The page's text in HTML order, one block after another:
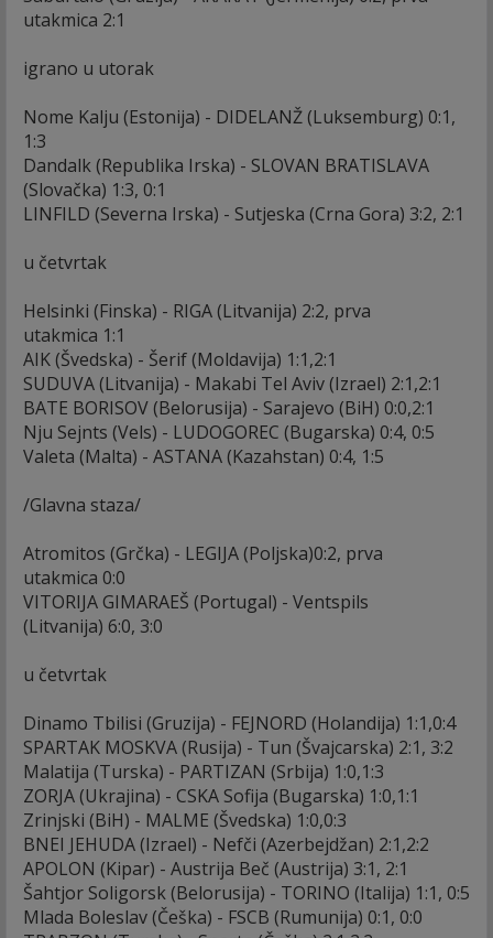
utakmica 2:1
igrano u utorak
Nome Kalju (Estonija) - DIDELANŽ (Luksemburg) 0:1,
1:3
Dandalk (Republika Irska) - SLOVAN BRATISLAVA
(Slovačka) 1:3, 0:1
LINFILD (Severna Irska) - Sutjeska (Crna Gora) 3:2, 2:1
u četvrtak
Helsinki (Finska) - RIGA (Litvanija) 2:2, prva
utakmica 1:1
AIK (Švedska) - Šerif (Moldavija) 1:1,2:1
SUDUVA (Litvanija) - Makabi Tel Aviv (Izrael) 2:1,2:1
BATE BORISOV (Belorusija) - Sarajevo (BiH) 0:0,2:1
Nju Sejnts (Vels) - LUDOGOREC (Bugarska) 0:4, 0:5
Valeta (Malta) - ASTANA (Kazahstan) 0:4, 1:5
/Glavna staza/
Atromitos (Grčka) - LEGIJA (Poljska)0:2, prva
utakmica 0:0
VITORIJA GIMARAEŠ (Portugal) - Ventspils
(Litvanija) 6:0, 3:0
u četvrtak
Dinamo Tbilisi (Gruzija) - FEJNORD (Holandija) 1:1,0:4
SPARTAK MOSKVA (Rusija) - Tun (Švajcarska) 2:1, 3:2
Malatija (Turska) - PARTIZAN (Srbija) 1:0,1:3
ZORJA (Ukrajina) - CSKA Sofija (Bugarska) 1:0,1:1
Zrinjski (BiH) - MALME (Švedska) 1:0,0:3
BNEI JEHUDA (Izrael) - Nefči (Azerbejdžan) 2:1,2:2
APOLON (Kipar) - Austrija Beč (Austrija) 3:1, 2:1
Šahtjor Soligorsk (Belorusija) - TORINO (Italija) 1:1, 0:5
Mlada Boleslav (Češka) - FSCB (Rumunija) 0:1, 0:0